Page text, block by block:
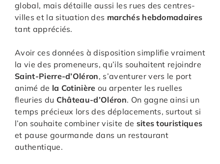
global, mais détaille aussi les rues des centres-
villes et la situation des marchés hebdomadaires
tant appréciés.
Avoir ces données à disposition simplifie vraiment
la vie des promeneurs, qu’ils souhaitent rejoindre
Saint-Pierre-d’Oléron, s’aventurer vers le port
animé de la Cotinière ou arpenter les ruelles
fleuries du Château-d’Oléron. On gagne ainsi un
temps précieux lors des déplacements, surtout si
l’on souhaite combiner visite de sites touristiques
et pause gourmande dans un restaurant
authentique.